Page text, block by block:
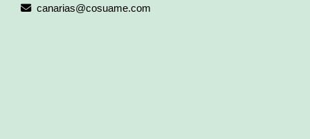
canarias
cosuame.com